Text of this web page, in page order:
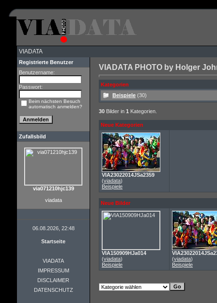
VIADATA
Registrierte Benutzer
Benutzername:
Passwort:
Beim nächsten Besuch
automatisch anmelden?
Zufallsbild
via071210hjc139
viadata
06.08.2026, 22:48
Startseite
VIADATA
IMPRESSUM
DISCLAIMER
DATENSCHUTZ
VIADATA PHOTO by Holger
Kategorien
Beispiele (30)
30 Bilder in 1 Kategorien.
Neue Kategorien
VIA23022014JSa2359
(viadata)
Beispiele
Neue Bilder
VIA150909HJa014
(viadata)
Beispiele
(viadata)
Beispiele